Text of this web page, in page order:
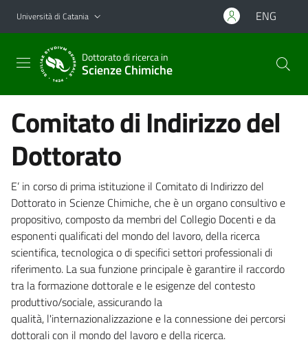
Vai al contenuto principale
Vai al menu di navigazione
Università di Catania ENG
Dottorato di ricerca in
Scienze Chimiche
Comitato di Indirizzo del
Dottorato
E’ in corso di prima istituzione il Comitato di Indirizzo del
Dottorato in Scienze Chimiche, che è un organo consultivo e
propositivo, composto da membri del Collegio Docenti e da
esponenti qualificati del mondo del lavoro, della ricerca
scientifica, tecnologica o di specifici settori professionali di
riferimento. La sua funzione principale è garantire il raccordo
tra la formazione dottorale e le esigenze del contesto
produttivo/sociale, assicurando la
qualità, l'internazionalizzazione e la connessione dei percorsi
dottorali con il mondo del lavoro e della ricerca.